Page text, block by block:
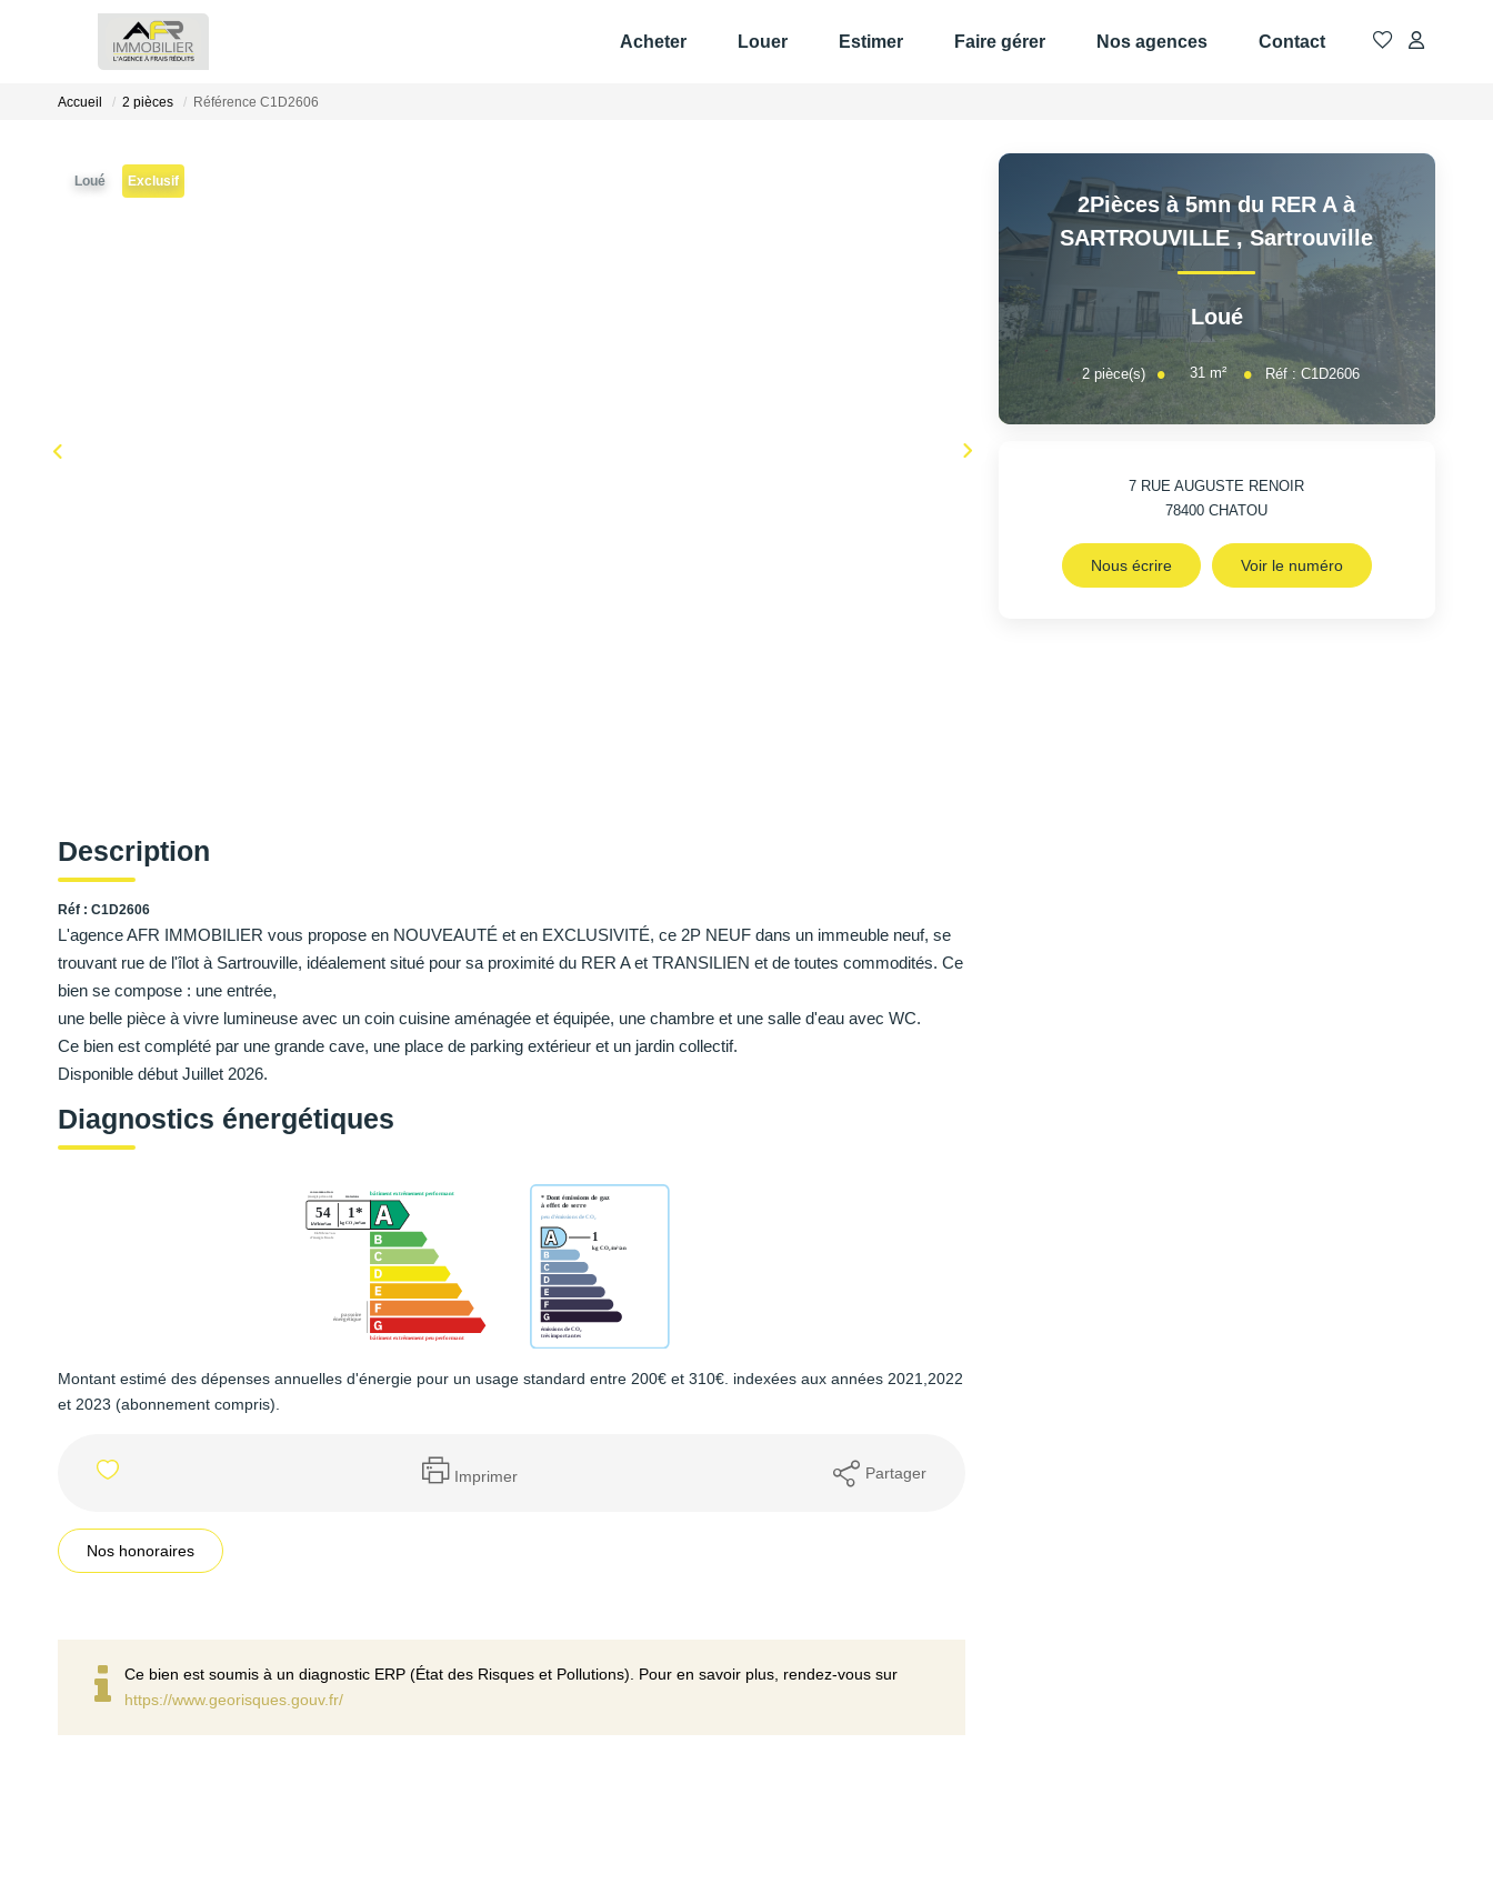
Acheter Louer Estimer Faire gérer Nos agences Contact
Accueil 2 pièces Référence C1D2606
Loué Exclusif
Description
Réf : C1D2606
L'agence AFR IMMOBILIER vous propose en NOUVEAUTÉ et en EXCLUSIVITÉ, ce 2P NEUF dans un immeuble neuf, se
trouvant rue de l'îlot à Sartrouville, idéalement situé pour sa proximité du RER A et TRANSILIEN et de toutes commodités. Ce
bien se compose : une entrée,
une belle pièce à vivre lumineuse avec un coin cuisine aménagée et équipée, une chambre et une salle d'eau avec WC.
Ce bien est complété par une grande cave, une place de parking extérieur et un jardin collectif.
Disponible début Juillet 2026.
Diagnostics énergétiques
Montant estimé des dépenses annuelles d'énergie pour un usage standard entre 200€ et 310€. indexées aux années 2021,2022
et 2023 (abonnement compris).
Imprimer Partager
Nos honoraires
Ce bien est soumis à un diagnostic ERP (État des Risques et Pollutions). Pour en savoir plus, rendez-vous sur
https://www.georisques.gouv.fr/
2Pièces à 5mn du RER A à
SARTROUVILLE,Sartrouville
Loué
2pièce(s) 31m² Réf :C1D2606
7 RUE AUGUSTE RENOIR
78400CHATOU
Nous écrire Voir le numéro